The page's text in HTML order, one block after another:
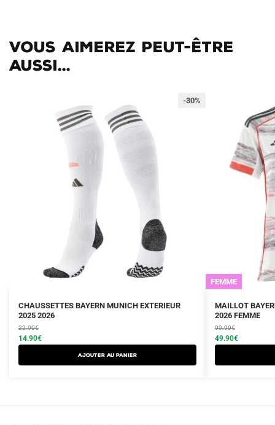
Vous aimerez peut-être
aussi...
-30%
CHAUSSETTES BAYERN MUNICH EXTERIEUR
2025 2026
22.90€
Le
prix
initial
était :
14.90€
Le
prix
actuel
est :
Ajouter au panier
FEMME
MAILLOT
2026 FEMME
99.90€
Le
prix
initial
était :
49.90€
Le
prix
actuel
est :
Ce
produit
a
plusieurs
variations.